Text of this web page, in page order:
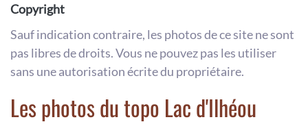
Copyright
Sauf indication contraire, les photos de ce site ne sont
pas libres de droits. Vous ne pouvez pas les utiliser
sans une autorisation écrite du propriétaire.
Les photos du topo Lac d'Ilhéou